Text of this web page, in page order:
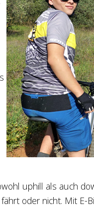
uphill als auch
oder nicht. Mit E-